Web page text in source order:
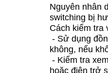
Nguyên nhân
switching bị
Cách kiểm tra
- Sử dụng
không, nếu
- Kiểm tra
hoặc điện trở